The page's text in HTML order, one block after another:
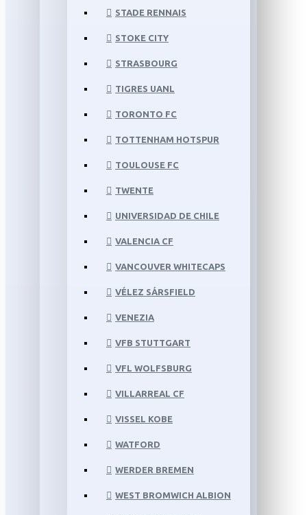
STADE RENNAIS
STOKE CITY
STRASBOURG
TIGRES UANL
TORONTO FC
TOTTENHAM HOTSPUR
TOULOUSE FC
TWENTE
UNIVERSIDAD DE CHILE
VALENCIA CF
VANCOUVER WHITECAPS
VÉLEZ SÁRSFIELD
VENEZIA
VFB STUTTGART
VFL WOLFSBURG
VILLARREAL CF
VISSEL KOBE
WATFORD
WERDER BREMEN
WEST BROMWICH ALBION